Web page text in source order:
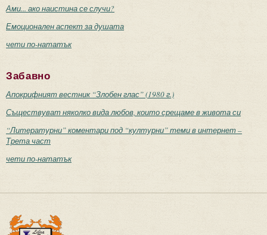
Ами... ако наистина се случи?
Емоционален аспект за душата
чети по-нататък
Забавно
Апокрифният вестник “Злобен глас” (1980 г.)
Съществуват няколко вида любов, които срещаме в живота си
“Литературни” коментари под “културни” теми в интернет –
Трета част
чети по-нататък